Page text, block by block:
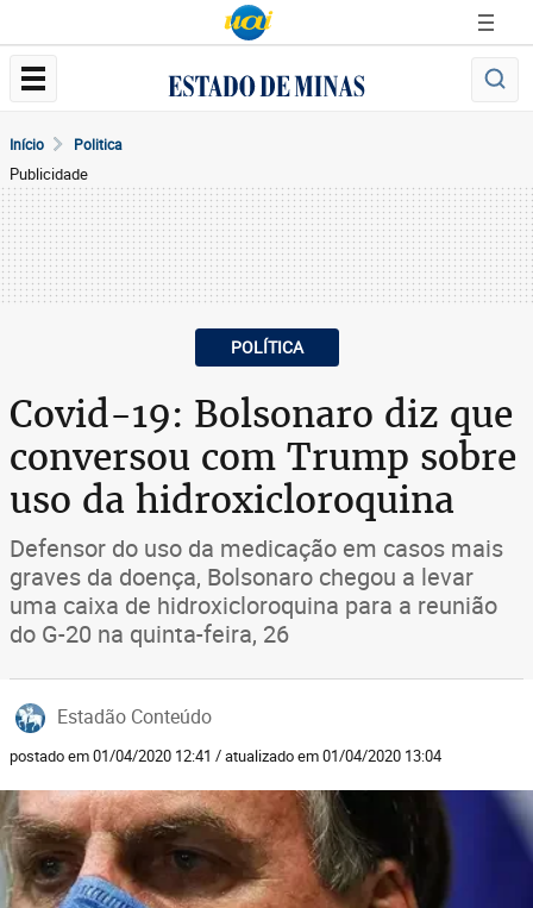
Início Politica
Publicidade
POLÍTICA
Covid-19: Bolsonaro diz que
conversou com Trump sobre
uso da hidroxicloroquina
Defensor do uso da medicação em casos mais
graves da doença, Bolsonaro chegou a levar
uma caixa de hidroxicloroquina para a reunião
do G-20 na quinta-feira, 26
Estadão Conteúdo
postado em 01/04/2020 12:41 / atualizado em 01/04/2020 13:04